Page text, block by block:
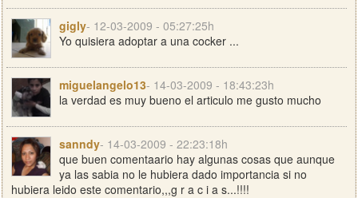
gigly- 12-03-2009 - 05:27:25h
Yo quisiera adoptar a una cocker ...
miguelangelo13- 14-03-2009 - 18:43:23h
la verdad es muy bueno el articulo me gusto mucho
sanndy- 14-03-2009 - 22:23:18h
que buen comentaario hay algunas cosas que aunque
ya las sabia no le hubiera dado importancia si no
hubiera leido este comentario,,,g r a c i a s...!!!!